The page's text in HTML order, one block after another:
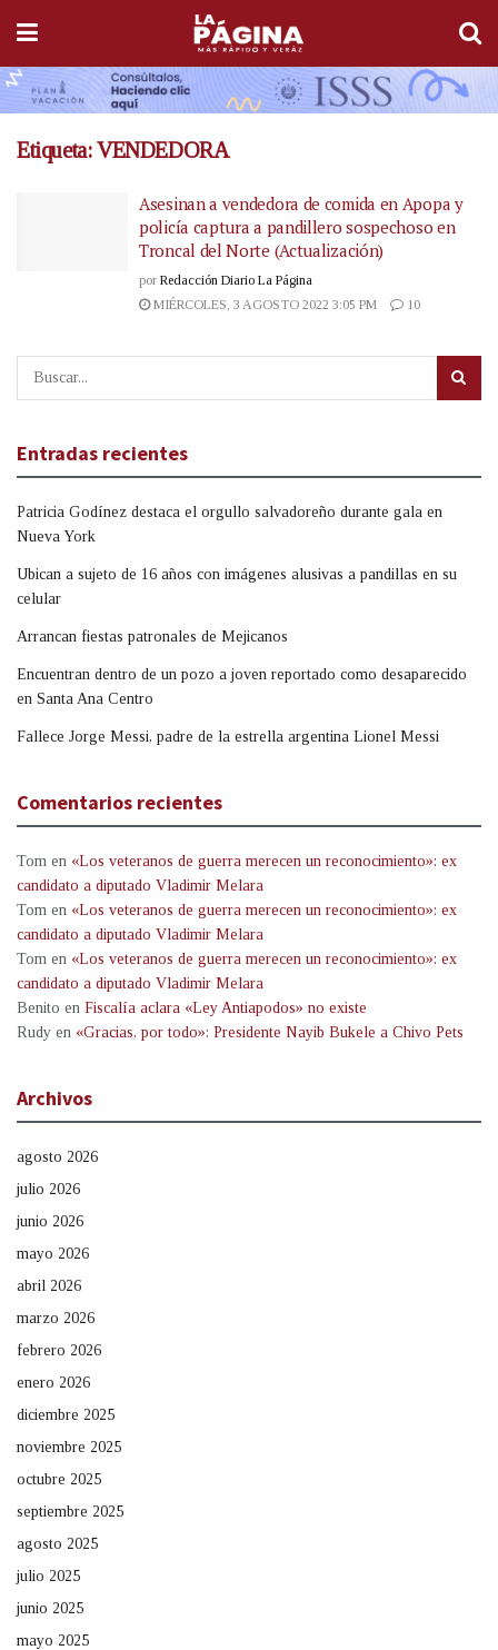
Etiqueta:VENDEDORA
Asesinan a vendedora de comida en Apopa y
policía captura a pandillero sospechoso en
Troncal del Norte (Actualización)
por Redacción Diario La Página
MIÉRCOLES, 3 AGOSTO 2022 3:05 PM
10
Entradas recientes
Patricia Godínez destaca el orgullo salvadoreño durante gala en
Nueva York
Ubican a sujeto de 16 años con imágenes alusivas a pandillas en su
celular
Arrancan fiestas patronales de Mejicanos
Encuentran dentro de un pozo a joven reportado como desaparecido
en Santa Ana Centro
Fallece Jorge Messi, padre de la estrella argentina Lionel Messi
Comentarios recientes
Tom en «Los veteranos de guerra merecen un reconocimiento»: ex
candidato a diputado Vladimir Melara
Tom en «Los veteranos de guerra merecen un reconocimiento»: ex
candidato a diputado Vladimir Melara
Tom en «Los veteranos de guerra merecen un reconocimiento»: ex
candidato a diputado Vladimir Melara
Benito en Fiscalía aclara «Ley Antiapodos» no existe
Rudy en «Gracias, por todo»: Presidente Nayib Bukele a Chivo Pets
Archivos
agosto 2026
julio 2026
junio 2026
mayo 2026
abril 2026
marzo 2026
febrero 2026
enero 2026
diciembre 2025
noviembre 2025
octubre 2025
septiembre 2025
agosto 2025
julio 2025
junio 2025
mayo 2025